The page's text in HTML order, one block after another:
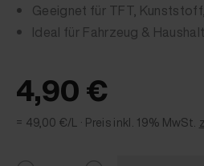
Geeignet für TFT,
Ideal für Fahrzeug & Haushalt
4,90 €
= 49,00 €/L · Preis inkl. 19% MwSt.